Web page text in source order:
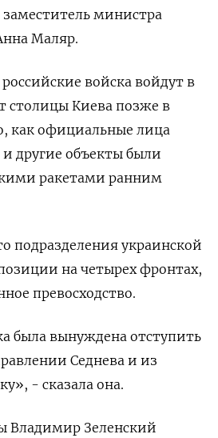
заместитель министра
Маляр.
войска войдут в
столицы Киева позже в
как официальные лица
другие объекты были
ракетами ранним
подразделения украинской
на четырех фронтах,
превосходство.
была вынуждена отступить
Седнева и из
- сказала она.
Владимир Зеленский